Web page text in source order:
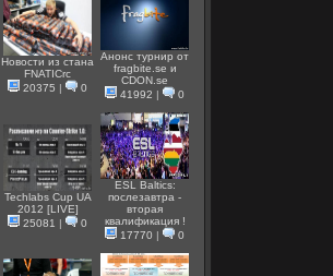
Новости из стана
FNATICrc
20375 | 0
Анонс турнир от
fragbite.se и
СDON.se
41992 | 0
Techlabs Cup UA
2012 [LIVE]
25081 | 0
ESL Baltics:
послезавтра -
вторая
квалификация !
17770 | 0